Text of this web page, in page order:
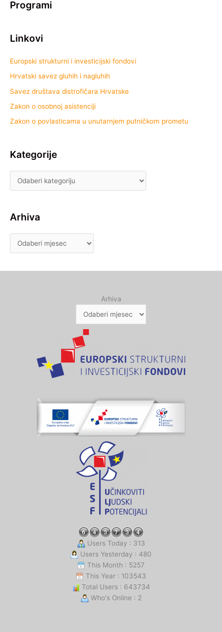
Programi
Linkovi
Europski strukturni i investicijski fondovi
Hrvatski savez gluhih i nagluhih
Savez društava distrofičara Hrvatske
Zakon o osobnoj asistenciji
Zakon o povlasticama u unutarnjem putničkom prometu
Kategorije
Arhiva
Arhiva
Users Today : 313
Users Yesterday : 480
This Month : 5257
This Year : 103543
Total Users : 643734
Who's Online : 2